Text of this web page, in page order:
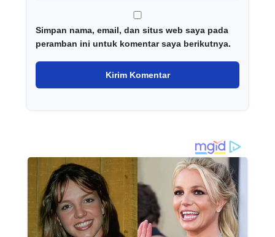
Simpan nama, email, dan situs web saya pada
peramban ini untuk komentar saya berikutnya.